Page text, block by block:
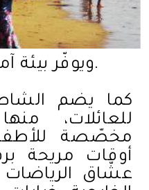
ويوفّر بيئة آمنة وممتعة للجميع.
كما يضم
للعائلات،
مخصّصة
أوقات مريحة
عشّاق الرياضات